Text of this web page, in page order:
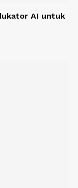
AI untuk